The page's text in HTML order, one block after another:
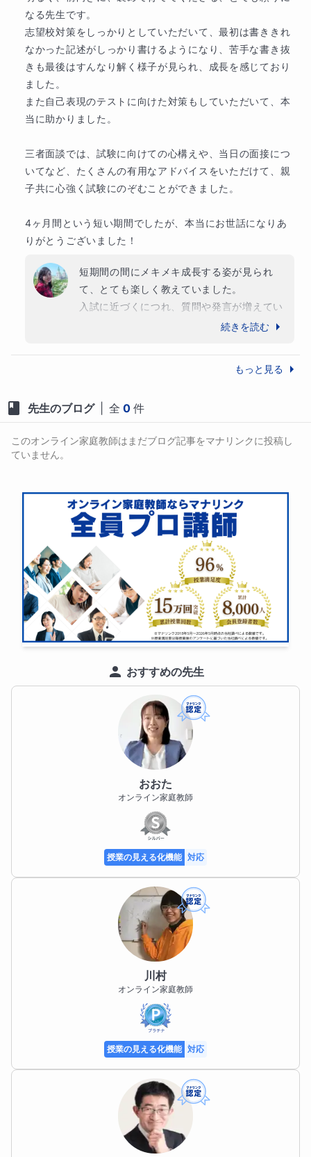
なる先生です。
志望校対策をしっかりとしていただいて、最初は書ききれ
なかった記述がしっかり書けるようになり、苦手な書き抜
きも最後はすんなり解く様子が見られ、成長を感じており
ました。
また自己表現のテストに向けた対策もしていただいて、本
当に助かりました。
三者面談では、試験に向けての心構えや、当日の面接につ
いてなど、たくさんの有用なアドバイスをいただけて、親
子共に心強く試験にのぞむことができました。
4ヶ月間という短い期間でしたが、本当にお世話になりあ
りがとうございました！
短期間の間にメキメキ成長する姿が見られ
て、とても楽しく教えていました。
入試に近づくにつれ、質問や発言が増えてい
ったので、中学受験をする心構えもとても良
国語は全ての基礎であり、後に他の言語の学
習やいずれ書かなくてはならない論文にも役
んの学びに繋げてくださることをお祈りして
こちらこそ、ありがとうございました☺️✨
続きを読む
もっと見る
先生のブログ 全 0 件
このオンライン家庭教師はまだブログ記事をマナリンクに投稿し
ていません。
おすすめの先生
おおた
オンライン家庭教師
授業の見える化機能 対応
川村
オンライン家庭教師
授業の見える化機能 対応